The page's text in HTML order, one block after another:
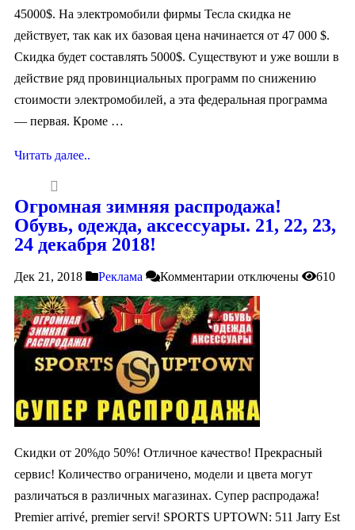
45000$. На электромобили фирмы Тесла скидка не
действует, так как их базовая цена начинается от 47 000 $.
Скидка будет составлять 5000$. Существуют и уже вошли в
действие ряд провинциальных программ по снижению
стоимости электромобилей, а эта федеральная программа
— первая. Кроме …
Читать далее..
Огромная зимняя распродажа!
Обувь, одежда, аксессуары. 21, 22, 23,
24 декабря 2018!
Дек 21, 2018 Реклама Комментарии отключены 610
Cкидки от 20%до 50%! Отличное качество! Прекрасный
сервис! Количество ограничено, модели и цвета могут
различаться в различных магазинах. Супер распродажа!
Premier arrivé, premier servi! SPORTS UPTOWN: 511 Jarry Est